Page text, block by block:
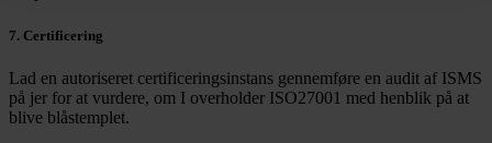
7. Certificering
Lad en autoriseret certificeringsinstans gennemføre en audit af ISMS
på jer for at vurdere, om I overholder ISO27001 med henblik på at
blive blåstemplet.